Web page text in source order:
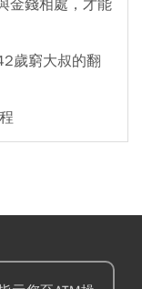
金錢相處，才能
歲窮大叔的翻